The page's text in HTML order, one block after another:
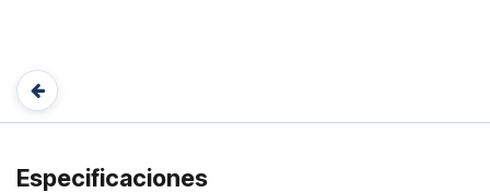
Especificaciones